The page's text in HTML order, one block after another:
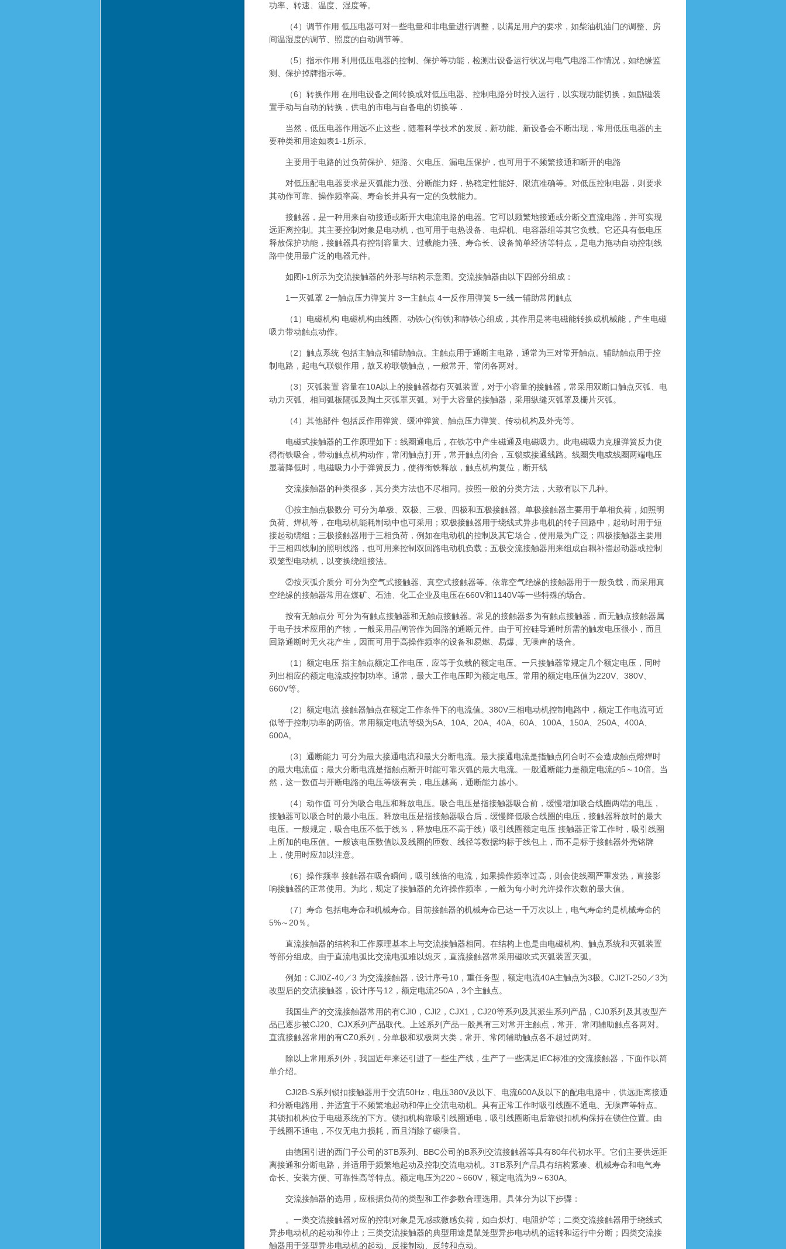
功率、转速、温度、湿度等。
（4）调节作用 低压电器可对一些电量和非电量进行调整，以满足用户的要求，如柴油机油门的调整、房
间温湿度的调节、照度的自动调节等。
（5）指示作用 利用低压电器的控制、保护等功能，检测出设备运行状况与电气电路工作情况，如绝缘监
测、保护掉牌指示等。
（6）转换作用 在用电设备之间转换或对低压电器、控制电路分时投入运行，以实现功能切换，如励磁装
置手动与自动的转换，供电的市电与自备电的切换等．
当然，低压电器作用远不止这些，随着科学技术的发展，新功能、新设备会不断出现，常用低压电器的主
要种类和用途如表1-1所示。
主要用于电路的过负荷保护、短路、欠电压、漏电压保护，也可用于不频繁接通和断开的电路
对低压配电电器要求是灭弧能力强、分断能力好，热稳定性能好、限流准确等。对低压控制电器，则要求
其动作可靠、操作频率高、寿命长并具有一定的负载能力。
接触器，是一种用来自动接通或断开大电流电路的电器。它可以频繁地接通或分断交直流电路，并可实现
远距离控制。其主要控制对象是电动机，也可用于电热设备、电焊机、电容器组等其它负载。它还具有低电压
释放保护功能，接触器具有控制容量大、过载能力强、寿命长、设备简单经济等特点，是电力拖动自动控制线
路中使用最广泛的电器元件。
如图l-1所示为交流接触器的外形与结构示意图。交流接触器由以下四部分组成：
1一灭弧罩 2一触点压力弹簧片 3一主触点 4一反作用弹簧 5一线一辅助常闭触点
（1）电磁机构 电磁机构由线圈、动铁心(衔铁)和静铁心组成，其作用是将电磁能转换成机械能，产生电磁
吸力带动触点动作。
（2）触点系统 包括主触点和辅助触点。主触点用于通断主电路，通常为三对常开触点。辅助触点用于控
制电路，起电气联锁作用，故又称联锁触点，一般常开、常闭各两对。
（3）灭弧装置 容量在10A以上的接触器都有灭弧装置，对于小容量的接触器，常采用双断口触点灭弧、电
动力灭弧、相间弧板隔弧及陶土灭弧罩灭弧。对于大容量的接触器，采用纵缝灭弧罩及栅片灭弧。
（4）其他部件 包括反作用弹簧、缓冲弹簧、触点压力弹簧、传动机构及外壳等。
电磁式接触器的工作原理如下：线圈通电后，在铁芯中产生磁通及电磁吸力。此电磁吸力克服弹簧反力使
得衔铁吸合，带动触点机构动作，常闭触点打开，常开触点闭合，互锁或接通线路。线圈失电或线圈两端电压
显著降低时，电磁吸力小于弹簧反力，使得衔铁释放，触点机构复位，断开线
交流接触器的种类很多，其分类方法也不尽相同。按照一般的分类方法，大致有以下几种。
①按主触点极数分 可分为单极、双极、三极、四极和五极接触器。单极接触器主要用于单相负荷，如照明
负荷、焊机等，在电动机能耗制动中也可采用；双极接触器用于绕线式异步电机的转子回路中，起动时用于短
接起动绕组；三极接触器用于三相负荷，例如在电动机的控制及其它场合，使用最为广泛；四极接触器主要用
于三相四线制的照明线路，也可用来控制双回路电动机负载；五极交流接触器用来组成自耦补偿起动器或控制
双笼型电动机，以变换绕组接法。
②按灭弧介质分 可分为空气式接触器、真空式接触器等。依靠空气绝缘的接触器用于一般负载，而采用真
空绝缘的接触器常用在煤矿、石油、化工企业及电压在660V和1140V等一些特殊的场合。
按有无触点分 可分为有触点接触器和无触点接触器。常见的接触器多为有触点接触器，而无触点接触器属
于电子技术应用的产物，一般采用晶闸管作为回路的通断元件。由于可控硅导通时所需的触发电压很小，而且
回路通断时无火花产生，因而可用于高操作频率的设备和易燃、易爆、无噪声的场合。
（1）额定电压 指主触点额定工作电压，应等于负载的额定电压。一只接触器常规定几个额定电压，同时
列出相应的额定电流或控制功率。通常，最大工作电压即为额定电压。常用的额定电压值为220V、380V、
660V等。
（2）额定电流 接触器触点在额定工作条件下的电流值。380V三相电动机控制电路中，额定工作电流可近
似等于控制功率的两倍。常用额定电流等级为5A、10A、20A、40A、60A、100A、150A、250A、400A、
600A。
（3）通断能力 可分为最大接通电流和最大分断电流。最大接通电流是指触点闭合时不会造成触点熔焊时
的最大电流值；最大分断电流是指触点断开时能可靠灭弧的最大电流。一般通断能力是额定电流的5～10倍。当
然，这一数值与开断电路的电压等级有关，电压越高，通断能力越小。
（4）动作值 可分为吸合电压和释放电压。吸合电压是指接触器吸合前，缓慢增加吸合线圈两端的电压，
接触器可以吸合时的最小电压。释放电压是指接触器吸合后，缓慢降低吸合线圈的电压，接触器释放时的最大
电压。一般规定，吸合电压不低于线％，释放电压不高于线）吸引线圈额定电压 接触器正常工作时，吸引线圈
上所加的电压值。一般该电压数值以及线圈的匝数、线径等数据均标于线包上，而不是标于接触器外壳铭牌
上，使用时应加以注意。
（6）操作频率 接触器在吸合瞬间，吸引线倍的电流，如果操作频率过高，则会使线圈严重发热，直接影
响接触器的正常使用。为此，规定了接触器的允许操作频率，一般为每小时允许操作次数的最大值。
（7）寿命 包括电寿命和机械寿命。目前接触器的机械寿命已达一千万次以上，电气寿命约是机械寿命的
5%～20％。
直流接触器的结构和工作原理基本上与交流接触器相同。在结构上也是由电磁机构、触点系统和灭弧装置
等部分组成。由于直流电弧比交流电弧难以熄灭，直流接触器常采用磁吹式灭弧装置灭弧。
例如：CJl0Z-40／3 为交流接触器，设计序号10，重任务型，额定电流40A主触点为3极。CJl2T-250／3为
改型后的交流接触器，设计序号12，额定电流250A，3个主触点。
我国生产的交流接触器常用的有CJl0，CJl2，CJX1，CJ20等系列及其派生系列产品，CJ0系列及其改型产
品已逐步被CJ20、CJX系列产品取代。上述系列产品一般具有三对常开主触点，常开、常闭辅助触点各两对。
直流接触器常用的有CZ0系列，分单极和双极两大类，常开、常闭辅助触点各不超过两对。
除以上常用系列外，我国近年来还引进了一些生产线，生产了一些满足IEC标准的交流接触器，下面作以简
单介绍。
CJl2B-S系列锁扣接触器用于交流50Hz，电压380V及以下、电流600A及以下的配电电路中，供远距离接通
和分断电路用，并适宜于不频繁地起动和停止交流电动机。具有正常工作时吸引线圈不通电、无噪声等特点。
其锁扣机构位于电磁系统的下方。锁扣机构靠吸引线圈通电，吸引线圈断电后靠锁扣机构保持在锁住位置。由
于线圈不通电，不仅无电力损耗，而且消除了磁噪音。
由德国引进的西门子公司的3TB系列、BBC公司的B系列交流接触器等具有80年代初水平。它们主要供远距
离接通和分断电路，并适用于频繁地起动及控制交流电动机。3TB系列产品具有结构紧凑、机械寿命和电气寿
命长、安装方便、可靠性高等特点。额定电压为220～660V，额定电流为9～630A。
交流接触器的选用，应根据负荷的类型和工作参数合理选用。具体分为以下步骤：
。一类交流接触器对应的控制对象是无感或微感负荷，如白炽灯、电阻炉等；二类交流接触器用于绕线式
异步电动机的起动和停止；三类交流接触器的典型用途是鼠笼型异步电动机的运转和运行中分断；四类交流接
触器用于笼型异步电动机的起动、反接制动、反转和点动。